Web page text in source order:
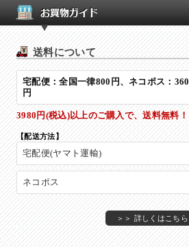
送料について
宅配便：全国一律800円、ネコポス：360
円
3980円(税込)以上のご購入で、送料無料！
【配送方法】
宅配便(ヤマト運輸)
ネコポス
＞＞ 詳しくはこちら